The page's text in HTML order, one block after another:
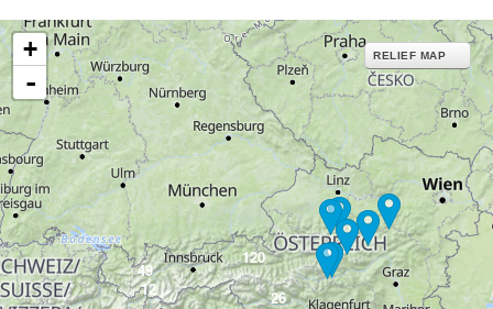
120
49
26
12
+
-
RELIEF MAP